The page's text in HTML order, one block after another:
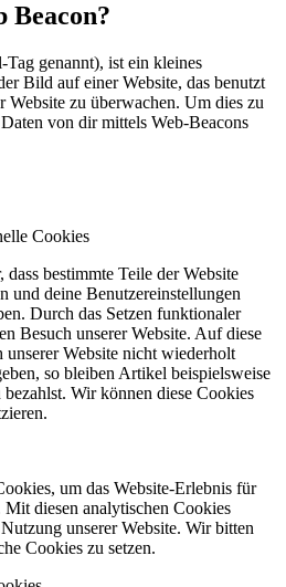
Beacon?
genannt), ist ein kleines
Bild auf einer Website, das benutzt
zu überwachen. Um dies zu
von dir mittels Web-Beacons
Cookies
bestimmte Teile der Website
und deine Benutzereinstellungen
Durch das Setzen funktionaler
Besuch unserer Website. Auf diese
unserer Website nicht wiederholt
so bleiben Artikel beispielsweise
Wir können diese Cookies
um das Website-Erlebnis für
diesen analytischen Cookies
unserer Website. Wir bitten
Cookies zu setzen.